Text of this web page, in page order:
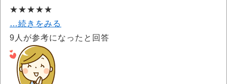
★★★★★
…続きをみる
9 人が参考になったと回答